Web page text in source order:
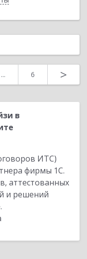
... 6 >
в
ИТС)
фирмы 1С.
аттестованных
и решений